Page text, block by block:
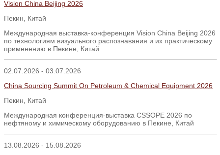
Vision China Beijing 2026
Пекин
Китай
Международная выставка-конференция Vision China Beijing 2026
по технологиям визуального распознавания и их практическому
применению в Пекине, Китай
02.07.2026 - 03.07.2026
China Sourcing Summit On Petroleum & Chemical Equipment 2026
Пекин, Китай
Международная конференция-выставка CSSOPE 2026 по
нефтяному и химическому оборудованию в Пекине, Китай
13.08.2026 - 15.08.2026